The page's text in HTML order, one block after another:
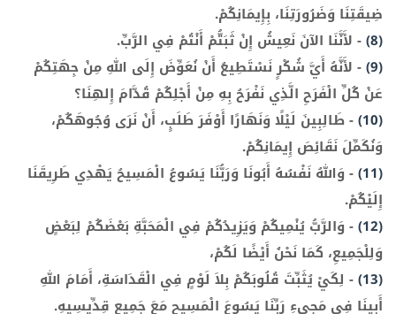
ضِيقَتِنَا وَضَرُورَتِنَا، بِإِيمَانِكُمْ.
(8)
- لأَنَّنَا الآنَ نَعِيشُ إِنْ ثَبَتُّمْ أَنْتُمْ فِي الرَّبِّ.
(9)
- لأَنَّهُ أَيَّ شُكْرٍ نَسْتَطِيعُ أَنْ نُعَوِّضَ إِلَى اللهِ مِنْ جِهَتِكُمْ
عَنْ كُلِّ الْفَرَحِ الَّذِي نَفْرَحُ بِهِ مِنْ أَجْلِكُمْ قُدَّامَ إِلهِنَا؟
(10)
-طَالِبِينَ لَيْلًا وَنَهَارًا أَوْفَرَ طَلَبٍ، أَنْ نَرَى وُجُوهَكُمْ،
وَنُكَمِّلَ نَقَائِصَ إِيمَانِكُمْ.
(11)
- وَاللهُ نَفْسُهُ أَبُونَا وَرَبُّنَا يَسُوعُ الْمَسِيحُ يَهْدِي طَرِيقَنَا
إِلَيْكُمْ.
(12)
- وَالرَّبُّ يُنْمِيكُمْ وَيَزِيدُكُمْ فِي الْمَحَبَّةِ بَعْضَكُمْ لِبَعْضٍ
وَلِلْجَمِيعِ، كَمَا نَحْنُ أَيْضًا لَكُمْ،
(13)
- لِكَيْ يُثَبِّتَ قُلُوبَكُمْ بِلاَ لَوْمٍ فِي الْقَدَاسَةِ، أَمَامَ اللهِ
أَبِينَا فِي مَجِيءِ رَبِّنَا يَسُوعَ الْمَسِيحِ مَعَ جَمِيعِ قِدِّيسِيهِ.